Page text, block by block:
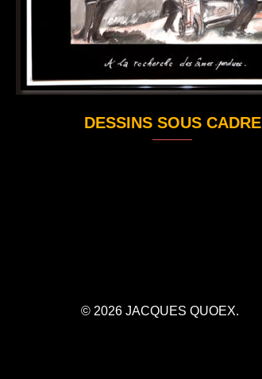
DESSINS SOUS CADRE
© 2026 JACQUES QUOEX.